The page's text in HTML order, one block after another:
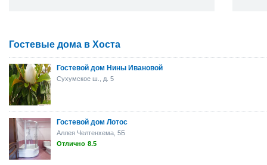
Гостевые дома в Хоста
Гостевой дом Нины Ивановой
Сухумское ш., д. 5
Гостевой дом Лотос
Аллея Челтенхема, 5Б
Отлично 8.5